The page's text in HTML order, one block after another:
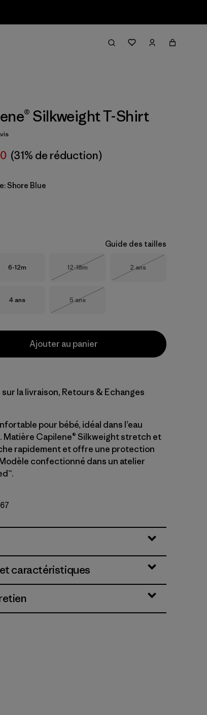
Silkweight T-Shirt
5
(31% de réduction)
Shore Blue
Guide des tailles
Taille
6-12m Taille
12-18m
Taille
2 ans
Taille
4 ans Taille
5 ans
Ajouter au panier
la livraison, Retours & Echanges
pour bébé, idéal dans l’eau
Matière Capilene® Silkweight stretch et
rapidement et offre une protection
confectionné dans un atelier
Blue
caractéristiques